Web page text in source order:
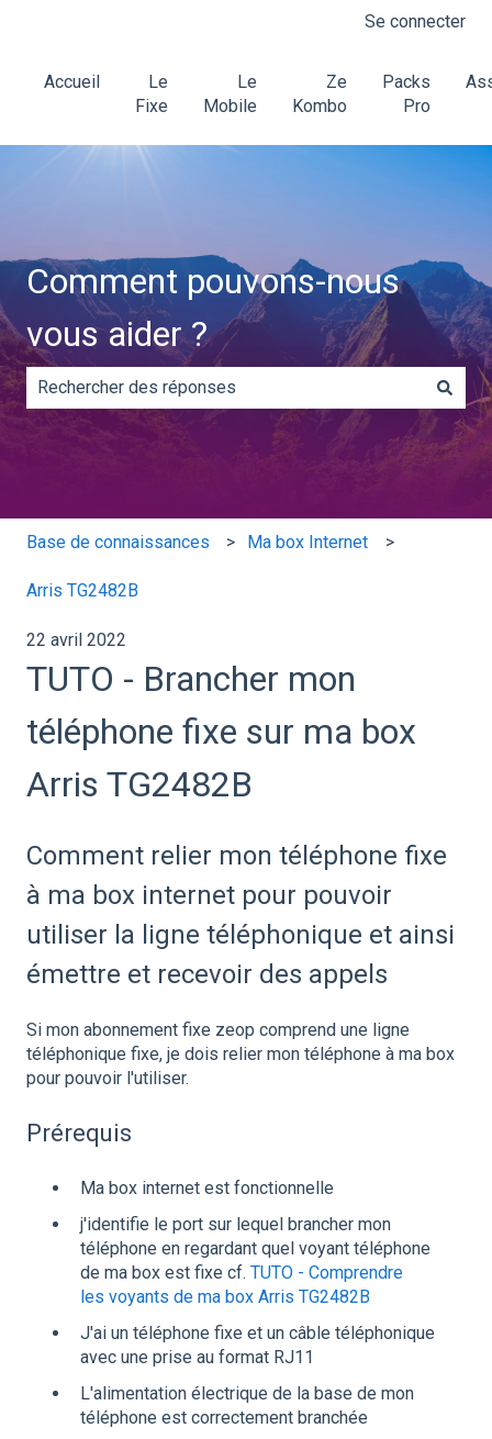
Se connecter
Accueil
Le
Fixe
Le
Mobile
Ze
Kombo
Packs
Pro
Comment pouvons-nous
vous aider ?
Il n'y a aucune suggestion car le champ de recherche
Base de connaissances Ma box Internet
Arris TG2482B
22 avril 2022
TUTO - Brancher mon
téléphone fixe sur ma box
Arris TG2482B
Comment relier mon téléphone fixe
à ma box internet pour pouvoir
utiliser la ligne téléphonique et ainsi
émettre et recevoir des appels
Si mon abonnement fixe zeop comprend une ligne
téléphonique fixe, je dois relier mon téléphone à ma box
pour pouvoir l'utiliser.
Prérequis
Ma box internet est fonctionnelle
j'identifie le port sur lequel brancher mon
téléphone en regardant quel voyant téléphone
de ma box est fixe cf. TUTO - Comprendre
les voyants de ma box Arris TG2482B
J'ai un téléphone fixe et un câble téléphonique
avec une prise au format RJ11
L'alimentation électrique de la base de mon
téléphone est correctement branchée